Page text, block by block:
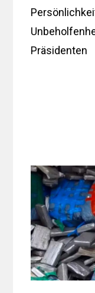
Präsidenten